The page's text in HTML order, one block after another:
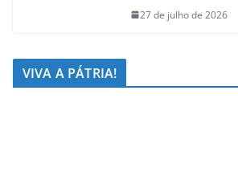
27 de julho de 2026
VIVA A PÁTRIA!